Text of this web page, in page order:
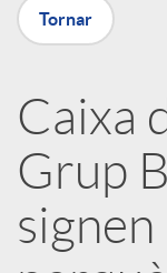
r
x
Tornar
Caixa
Grup
signen